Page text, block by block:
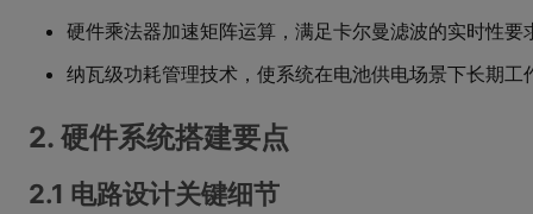
硬件乘法器加速矩阵运算，满足卡尔曼滤波的实时性要
纳瓦级功耗管理技术，使系统在电池供电场景下长期工
2. 硬件系统搭建要点
2.1 电路设计关键细节